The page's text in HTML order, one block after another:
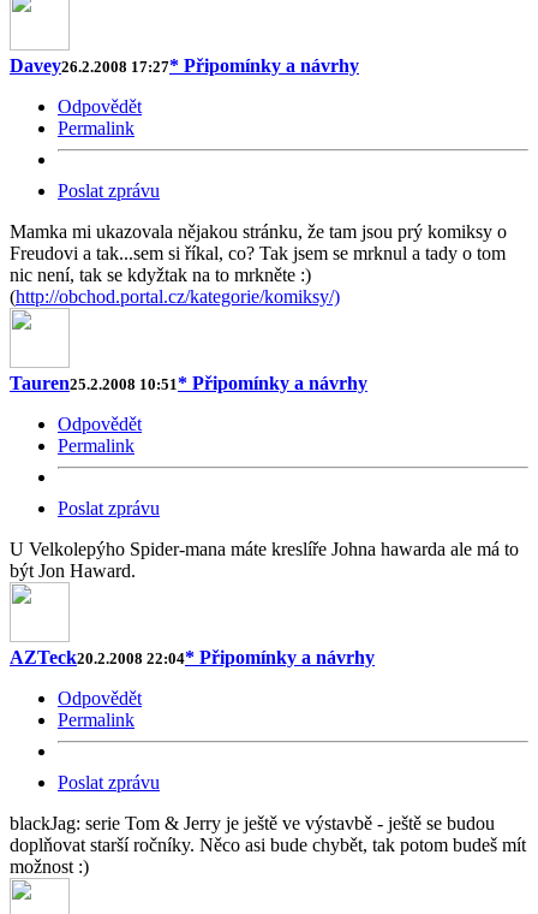
Davey26.2.2008 17:27* Připomínky a návrhy
Odpovědět
Permalink
Poslat zprávu
Mamka mi ukazovala nějakou stránku, že tam jsou prý komiksy o
Freudovi a tak...sem si říkal, co? Tak jsem se mrknul a tady o tom
nic není, tak se kdyžtak na to mrkněte :)
(http://obchod.portal.cz/kategorie/komiksy/)
Tauren25.2.2008 10:51* Připomínky a návrhy
Odpovědět
Permalink
Poslat zprávu
U Velkolepýho Spider-mana máte kreslíře Johna hawarda ale má to
být Jon Haward.
AZTeck20.2.2008 22:04* Připomínky a návrhy
Odpovědět
Permalink
Poslat zprávu
blackJag: serie Tom & Jerry je ještě ve výstavbě - ještě se budou
doplňovat starší ročníky. Něco asi bude chybět, tak potom budeš mít
možnost :)